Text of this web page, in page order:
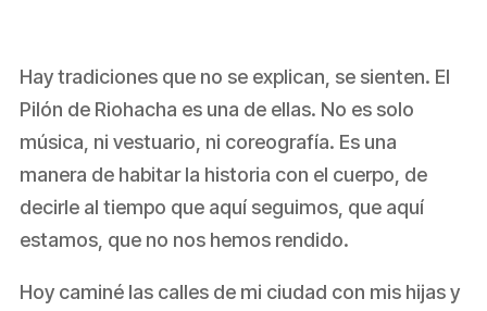
Hay tradiciones que no se explican, se sienten. El
Pilón de Riohacha es una de ellas. No es solo
música, ni vestuario, ni coreografía. Es una
manera de habitar la historia con el cuerpo, de
decirle al tiempo que aquí seguimos, que aquí
estamos, que no nos hemos rendido.
Hoy caminé las calles de mi ciudad con mis hijas y